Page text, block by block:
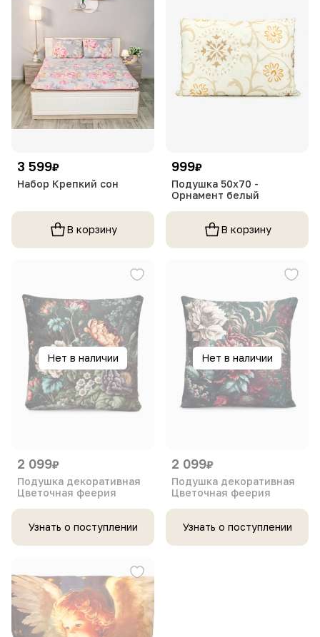
3 599₽
Набор Крепкий сон
В корзину
999₽
Подушка 50х70 -
Орнамент белый
В корзину
Нет в наличии
2 099₽
Подушка декоративная
Цветочная феерия
Узнать о поступлении
Нет в наличии
2 099₽
Подушка декоративная
Цветочная феерия
Узнать о поступлении